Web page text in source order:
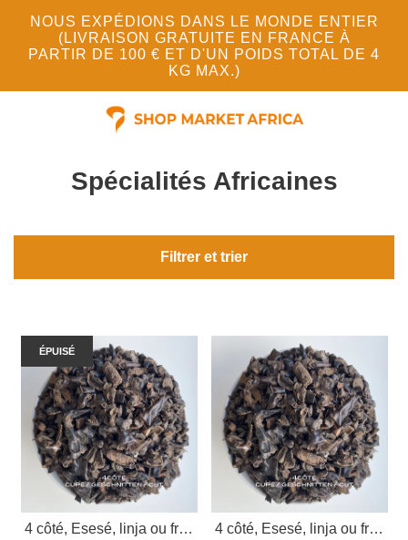
NOUS EXPÉDIONS DANS LE MONDE ENTIER
(LIVRAISON GRATUITE EN FRANCE À
PARTIR DE 100 € ET D'UN POIDS TOTAL DE 4
KG MAX.)
Spécialités Africaines
Filtrer et trier
ÉPUISÉ
4 côté, Esesé, linja ou fruit
4 côté, Esesé, linja ou fruit